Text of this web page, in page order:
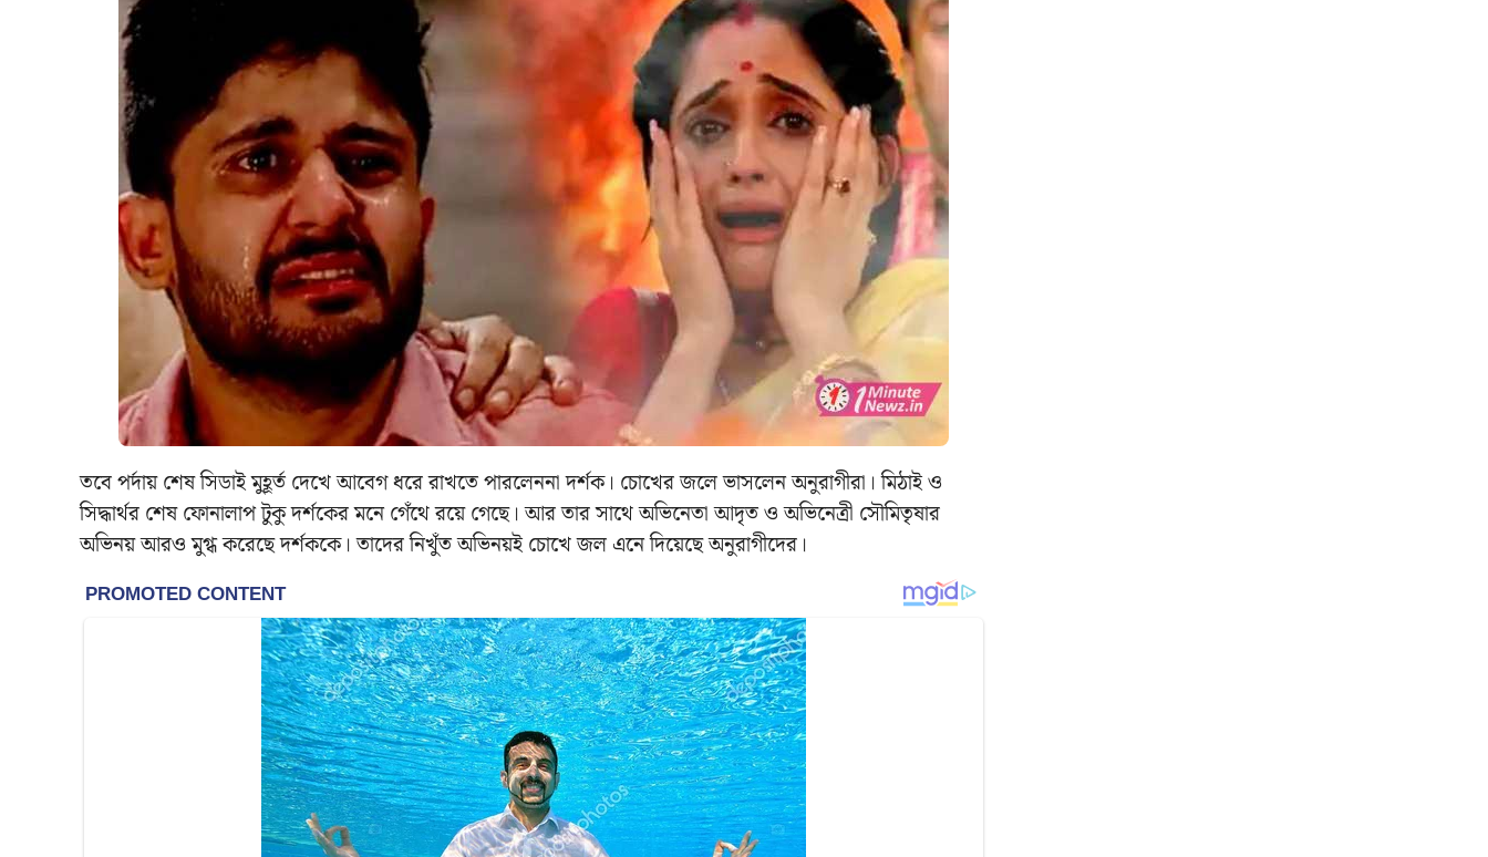
তবে পর্দায় শেষ সিডাই মুহূর্ত দেখে আবেগ ধরে রাখতে পারলেননা দর্শক। চোখের জলে ভাসলেন অনুরাগীরা। মিঠাই ও
সিদ্ধার্থর শেষ ফোনালাপ টুকু দর্শকের মনে গেঁথে রয়ে গেছে। আর তার সাথে অভিনেতা আদৃত ও অভিনেত্রী সৌমিতৃষার
অভিনয় আরও মুগ্ধ করেছে দর্শককে। তাদের নিখুঁত অভিনয়ই চোখে জল এনে দিয়েছে অনুরাগীদের।